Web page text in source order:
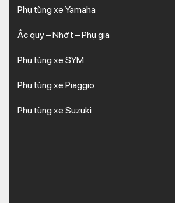
Phụ tùng xe Yamaha
Ắc quy – Nhớt – Phụ gia
Phụ tùng xe SYM
Phụ tùng xe Piaggio
Phụ tùng xe Suzuki